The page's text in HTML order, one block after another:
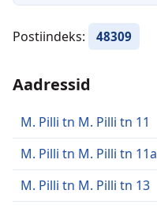
Postiindeks: 48309
Aadressid
M. Pilli tn M. Pilli tn 11
M. Pilli tn M. Pilli tn 11a
M. Pilli tn M. Pilli tn 13